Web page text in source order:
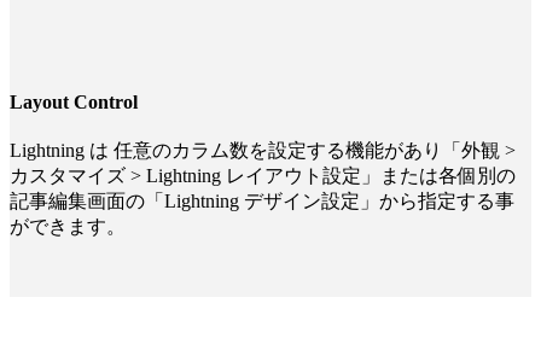
Layout Control
Lightning は 任意のカラム数を設定する機能があり「外観 >
カスタマイズ > Lightning レイアウト設定」または各個別の
記事編集画面の「Lightning デザイン設定」から指定する事
ができます。